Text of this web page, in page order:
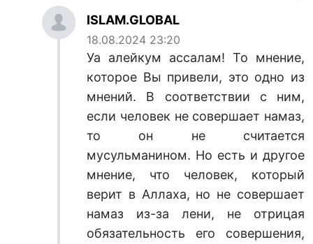
ISLAM.GLOBAL
18.08.2024 23:20
Уа алейкум ассалам! То мнение,
которое Вы привели, это одно из
мнений. В соответствии с ним,
если человек не совершает намаз,
то он не считается
мусульманином. Но есть и другое
мнение, что человек, который
верит в Аллаха, но не совершает
намаз из-за лени, не отрицая
обязательность его совершения,